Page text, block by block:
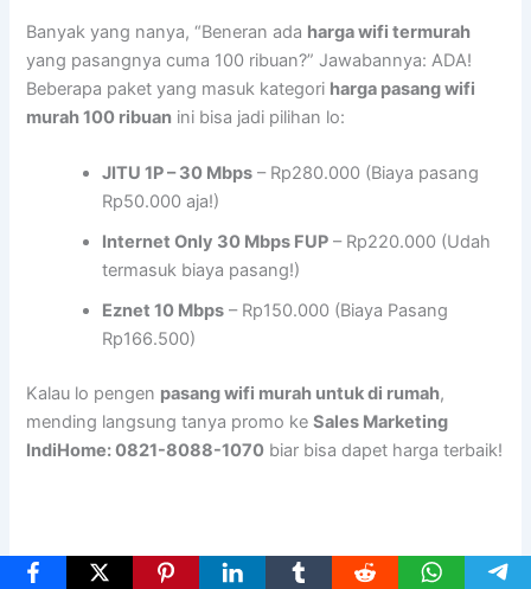
Banyak yang nanya, “Beneran ada harga wifi termurah
yang pasangnya cuma 100 ribuan?” Jawabannya: ADA!
Beberapa paket yang masuk kategori harga pasang wifi
murah 100 ribuan ini bisa jadi pilihan lo:
JITU 1P – 30 Mbps – Rp280.000 (Biaya pasang
Rp50.000 aja!)
Internet Only 30 Mbps FUP – Rp220.000 (Udah
termasuk biaya pasang!)
Eznet 10 Mbps – Rp150.000 (Biaya Pasang
Rp166.500)
Kalau lo pengen pasang wifi murah untuk di rumah,
mending langsung tanya promo keSales Marketing
IndiHome: 0821-8088-1070 biar bisa dapet harga terbaik!
Rekomendasi Wifi Murah yang Paling Worth It di Tahun Ini!